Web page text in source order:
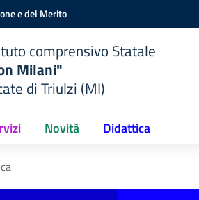
e del Merito
comprensivo Statale
Milani"
di Triulzi (MI)
Novità Didattica